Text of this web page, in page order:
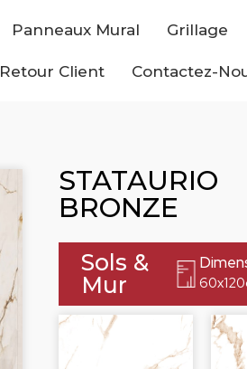
Panneaux Mural Grillage
Retour Client Contactez-
STATAURIO
BRONZE
Sols &
Mur